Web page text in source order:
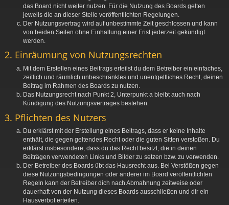
das Board nicht weiter nutzen. Für die Nutzung des Boards gelten
jeweils die an dieser Stelle veröffentlichten Regelungen.
Der Nutzungsvertrag wird auf unbestimmte Zeit geschlossen und kann
von beiden Seiten ohne Einhaltung einer Frist jederzeit gekündigt
werden.
2. Einräumung von Nutzungsrechten
Mit dem Erstellen eines Beitrags erteilst du dem Betreiber ein einfaches,
zeitlich und räumlich unbeschränktes und unentgeltliches Recht, deinen
Beitrag im Rahmen des Boards zu nutzen.
Das Nutzungsrecht nach Punkt 2, Unterpunkt a bleibt auch nach
Kündigung des Nutzungsvertrages bestehen.
3. Pflichten des Nutzers
Du erklärst mit der Erstellung eines Beitrags, dass er keine Inhalte
enthält, die gegen geltendes Recht oder die guten Sitten verstoßen. Du
erklärst insbesondere, dass du das Recht besitzt, die in deinen
Beiträgen verwendeten Links und Bilder zu setzen bzw. zu verwenden.
Der Betreiber des Boards übt das Hausrecht aus. Bei Verstößen gegen
diese Nutzungsbedingungen oder anderer im Board veröffentlichten
Regeln kann der Betreiber dich nach Abmahnung zeitweise oder
dauerhaft von der Nutzung dieses Boards ausschließen und dir ein
Hausverbot erteilen.